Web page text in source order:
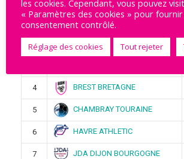
1 STELLA SAINT-MAUR
2
METROPOLE 63
4 BREST BRETAGNE
5 CHAMBRAY TOURAINE
6 HAVRE ATHLETIC
7 JDA DIJON BOURGOGNE
les cookies. Cependant, vous pouvez
« Paramètres des cookies » pour fournir
consentement contrôlé.
Réglage des cookies Tout rejeter